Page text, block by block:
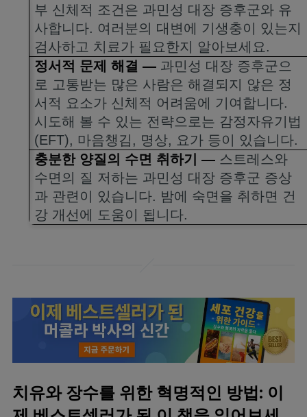
부 신체적 조건은 과민성 대장 증후군와 유
사합니다. 여러분의 대변에 기생충이 있는지
검사하고 치료가 필요한지 알아보세요 .
정서적 문제 해결— 과민성 대장 증후군으
로 고통받는 많은 사람은 해결되지 않은 정
서적 요소가 신체적 어려움에 기여합니다.
시도해 볼 수 있는 전략으로는 감정자유기법
(EFT), 마음챙김 , 명상, 요가 등이 있습니다.
충분한 양질의 수면 취하기— 스트레스와
수면의 질 저하는 과민성 대장 증후군 증상
과 관련이 있습니다. 밤에 숙면을 취하면 건
강 개선에 도움이 됩니다.
치유와 장수를 위한 혁명적인 방법: 이